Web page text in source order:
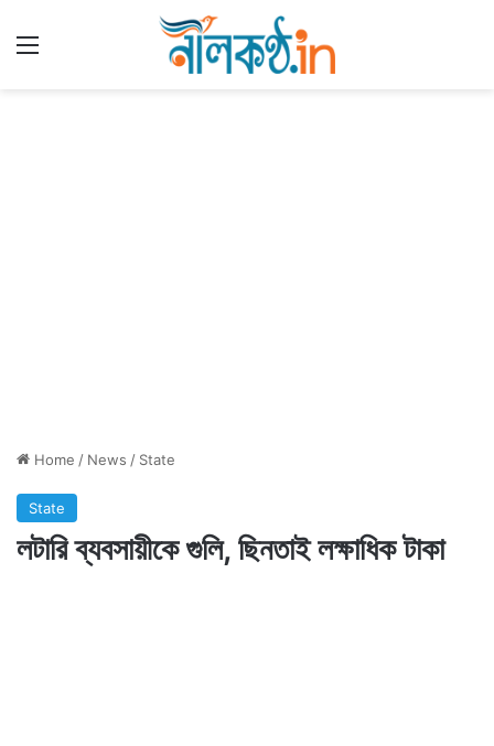
Home / News / State
State
লটারি ব্যবসায়ীকে গুলি, ছিনতাই লক্ষাধিক টাকা